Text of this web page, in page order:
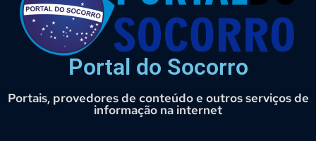
Portal do Socorro
Portais, provedores de conteúdo e outros serviços de
informação na internet